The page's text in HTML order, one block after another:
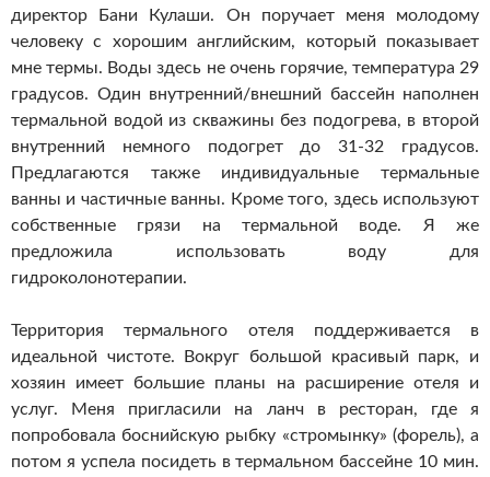
директор Бани Кулаши. Он поручает меня молодому
человеку с хорошим английским, который показывает
мне термы. Воды здесь не очень горячие, температура 29
градусов. Один внутренний/внешний бассейн наполнен
термальной водой из скважины без подогрева, в второй
внутренний немного подогрет до 31-32 градусов.
Предлагаются также индивидуальные термальные
ванны и частичные ванны. Кроме того, здесь используют
собственные грязи на термальной воде. Я же
предложила использовать воду для
гидроколонотерапии.
Территория термального отеля поддерживается в
идеальной чистоте. Вокруг большой красивый парк, и
хозяин имеет большие планы на расширение отеля и
услуг. Меня пригласили на ланч в ресторан, где я
попробовала боснийскую рыбку «стромынку» (форель), а
потом я успела посидеть в термальном бассейне 10 мин.